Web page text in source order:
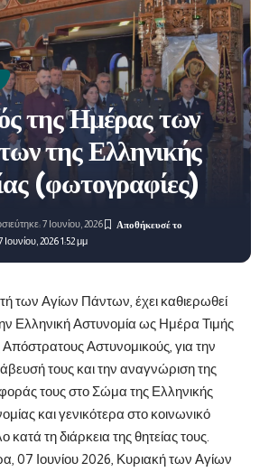
της Ημέρας των
της Ελληνικής
(φωτογραφίες)
2026 1:52 μμ
7 Ιουνίου, 2026
των Αγίων Πάντων, έχει καθιερωθεί
Ελληνική Αστυνομία ως Ημέρα Τιμής
Απόστρατους Αστυνομικούς, για την
τους και την αναγνώριση της
τους στο Σώμα της Ελληνικής
και γενικότερα στο κοινωνικό
κατά τη διάρκεια της θητείας τους.
07 Ιουνίου 2026, Κυριακή των Αγίων